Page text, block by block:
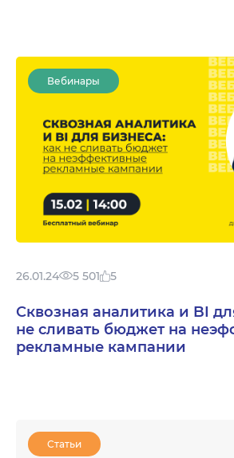
Вебинары
26.01.24 5 501 5
Сквозная аналитика и BI
не сливать бюджет на
рекламные кампании
Статьи